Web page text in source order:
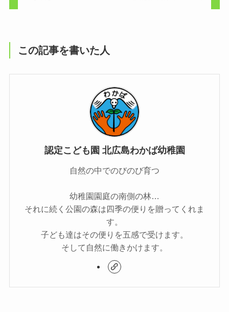
この記事を書いた人
認定こども園 北広島わかば幼稚園
自然の中でのびのび育つ
幼稚園園庭の南側の林…
それに続く公園の森は四季の便りを贈ってくれま
す。
子ども達はその便りを五感で受けます。
そして自然に働きかけます。